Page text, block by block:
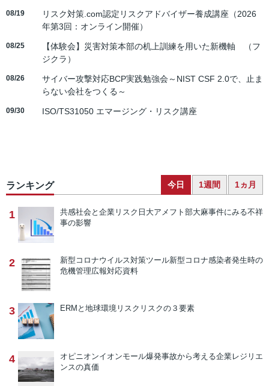
08/19
リスク対策.com認定リスクアドバイザー養成講座（2026
年第3回：オンライン開催）
08/25
【体験会】災害対策本部の机上訓練を用いた新機軸 （フ
ジクラ）
08/26
サイバー攻撃対応BCP実践勉強会～NIST CSF 2.0で、止ま
らない会社をつくる～
09/30 ISO/TS31050 エマージング・リスク講座
ランキング 今日 1週間 1ヵ月
1 共感社会と企業リスク 日大アメフト部大麻事件にみる不祥
事の影響
2 新型コロナウイルス対策ツール新型コロナ感染者発生時の
危機管理広報対応資料
3 ERMと地球環境リスク リスクの３要素
4 オピニオンイオンモール爆発事故から考える企業レジリエ
ンスの真価